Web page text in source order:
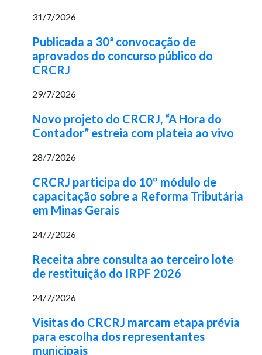
31/7/2026
Publicada a 30ª convocação de
aprovados do concurso público do
CRCRJ
29/7/2026
Novo projeto do CRCRJ, “A Hora do
Contador” estreia com plateia ao vivo
28/7/2026
CRCRJ participa do 10º módulo de
capacitação sobre a Reforma Tributária
em Minas Gerais
24/7/2026
Receita abre consulta ao terceiro lote
de restituição do IRPF 2026
24/7/2026
Visitas do CRCRJ marcam etapa prévia
para escolha dos representantes
municipais